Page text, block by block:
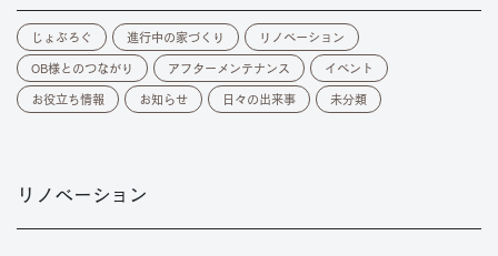
じょぶろぐ 進行中の家づくり リノベーション
OB様とのつながり アフターメンテナンス イベント
お役立ち情報 お知らせ 日々の出来事 未分類
リノベーション